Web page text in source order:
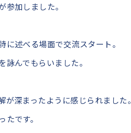
加しました。
に述べる場面で交流スタート。
んでもらいました。
深まったように感じられました。
です。